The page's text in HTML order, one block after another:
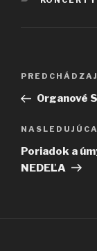
Navigácia
článku
článokOrganové
Ďalší
článok
NASLEDUJÚCA
Poriadok a
NEDEĽA